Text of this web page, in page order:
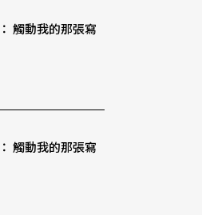
觸動我的那張寫
觸動我的那張寫